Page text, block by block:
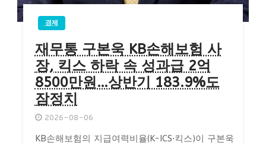
경제
재무통 구본욱 KB손해보험 사
장, 킥스 하락 속 성과급 2억
8500만원…상반기 183.9%도
잠정치
2026-08-06
KB손해보험의 지급여력비율(K-ICS·킥스)이 구본욱